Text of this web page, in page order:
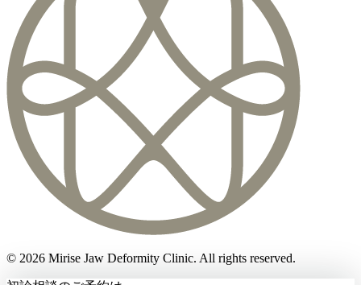
© 2026 Mirise Jaw Deformity Clinic. All rights reserved.